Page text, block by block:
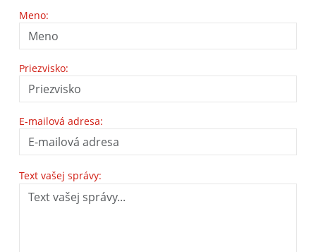
Meno:
Priezvisko:
E-mailová adresa:
Text vašej správy: